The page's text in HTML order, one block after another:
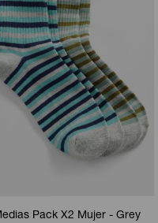
Pack X2 Mujer - Grey